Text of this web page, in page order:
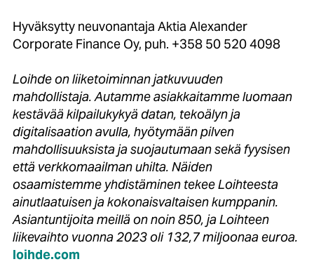
Hyväksytty neuvonantaja Aktia Alexander
Corporate Finance Oy, puh. +358 50 520 4098
Loihde on liiketoiminnan jatkuvuuden
mahdollistaja. Autamme asiakkaitamme luomaan
kestävää kilpailukykyä datan, tekoälyn ja
digitalisaation avulla, hyötymään pilven
mahdollisuuksista ja suojautumaan sekä fyysisen
että verkkomaailman uhilta. Näiden
osaamistemme yhdistäminen tekee Loihteesta
ainutlaatuisen ja kokonaisvaltaisen kumppanin.
Asiantuntijoita meillä on noin 850, ja Loihteen
liikevaihto vuonna 2023 oli 132,7 miljoonaa euroa.
loihde.com